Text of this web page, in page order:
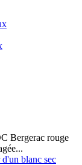
Bergerac rouge